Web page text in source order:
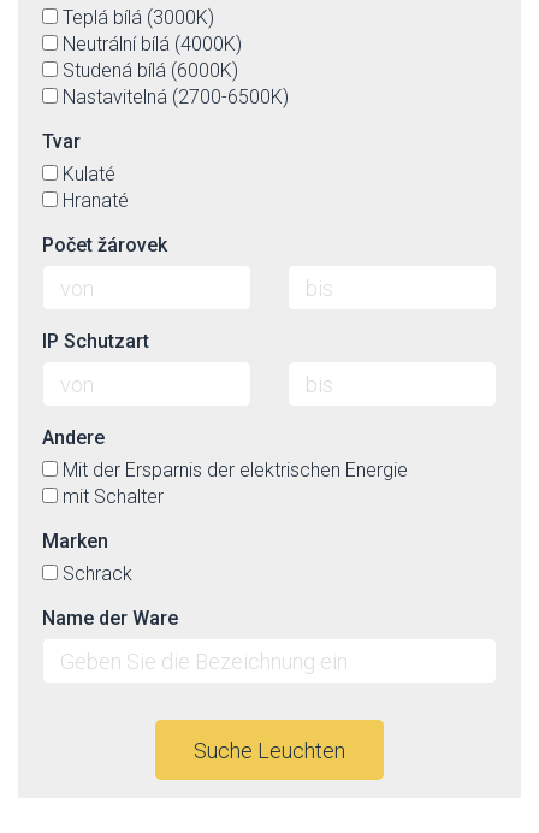
Teplá bílá (3000K)
Neutrální bílá (4000K)
Studená bílá (6000K)
Nastavitelná (2700-6500K)
Tvar
Kulaté
Hranaté
Počet žárovek
IP Schutzart
Andere
Mit der Ersparnis der elektrischen Energie
mit Schalter
Marken
Schrack
Name der Ware
Suche Leuchten